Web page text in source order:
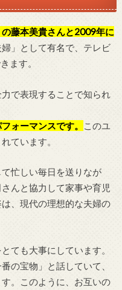
藤本美貴さんと2009年に
」として有名で、テレビ
ます。
で表現することで知られ
ォーマンスです。
このユ
ています。
忙しい毎日を送りなが
んと協力して家事や育児
、現代の理想的な夫婦の
ても大事にしています。
の宝物」と話していて、
。このように、お互いの